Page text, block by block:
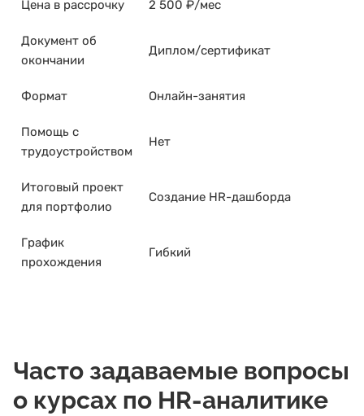
Цена в рассрочку 2 500 ₽/мес
Документ об
окончании
Диплом/сертификат
Формат Онлайн-занятия
Помощь с
трудоустройством
Нет
Итоговый проект
для портфолио
Создание HR-дашборда
График
прохождения
Гибкий
Часто задаваемые вопросы
о курсах по HR-аналитике